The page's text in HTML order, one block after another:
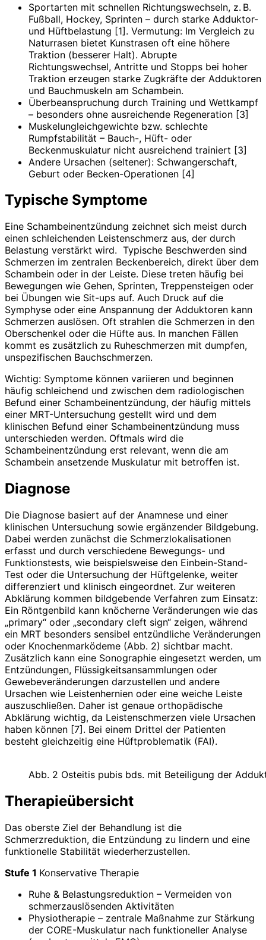
Sportarten mit schnellen Richtungswechseln, z. B.
Fußball, Hockey, Sprinten – durch starke Adduktor-
und Hüftbelastung [1]. Vermutung: Im Vergleich zu
Naturrasen bietet Kunstrasen oft eine höhere
Traktion (besserer Halt). Abrupte
Richtungswechsel, Antritte und Stopps bei hoher
Traktion erzeugen starke Zugkräfte der Adduktoren
und Bauchmuskeln am Schambein.
Überbeanspruchung durch Training und Wettkampf
– besonders ohne ausreichende Regeneration [3]
Muskelungleichgewichte bzw. schlechte
Rumpfstabilität – Bauch-, Hüft- oder
Beckenmuskulatur nicht ausreichend trainiert [3]
Andere Ursachen (seltener): Schwangerschaft,
Geburt oder Becken-Operationen [4]
Typische Symptome
Eine Schambeinentzündung zeichnet sich meist durch
einen schleichenden Leistenschmerz aus, der durch
Belastung verstärkt wird. Typische Beschwerden sind
Schmerzen im zentralen Beckenbereich, direkt über dem
Schambein oder in der Leiste. Diese treten häufig bei
Bewegungen wie Gehen, Sprinten, Treppensteigen oder
bei Übungen wie Sit-ups auf. Auch Druck auf die
Symphyse oder eine Anspannung der Adduktoren kann
Schmerzen auslösen. Oft strahlen die Schmerzen in den
Oberschenkel oder die Hüfte aus. In manchen Fällen
kommt es zusätzlich zu Ruheschmerzen mit dumpfen,
unspezifischen Bauchschmerzen.
Wichtig: Symptome können variieren und beginnen
häufig schleichend und zwischen dem radiologischen
Befund einer Schambeinentzündung, der häufig mittels
einer MRT-Untersuchung gestellt wird und dem
klinischen Befund einer Schambeinentzündung muss
unterschieden werden. Oftmals wird die
Schambeinentzündung erst relevant, wenn die am
Schambein ansetzende Muskulatur mit betroffen ist.
Diagnose
Die Diagnose basiert auf der Anamnese und einer
klinischen Untersuchung sowie ergänzender Bildgebung.
Dabei werden zunächst die Schmerzlokali­sationen
erfasst und durch verschiedene Bewegungs- und
Funktionstests, wie beispielsweise den Einbein-Stand-
Test oder die Untersuchung der Hüftgelenke, weiter
differenziert und klinisch eingeordnet. Zur weiteren
Abklärung kommen bildgebende Verfahren zum Einsatz:
Ein Röntgenbild kann knöcherne Veränderungen wie das
„primary“ oder „secondary cleft sign“ zeigen, während
ein MRT besonders sensibel entzündliche Veränderungen
oder Knochenmarködeme (Abb. 2) sichtbar macht.
Zusätzlich kann eine Sonographie eingesetzt werden, um
Entzündungen, Flüssigkeitsansammlungen oder
Gewebeveränderungen darzustellen und andere
Ursachen wie Leistenhernien oder eine weiche Leiste
auszuschließen. Daher ist genaue orthopädische
Abklärung wichtig, da Leistenschmerzen viele Ursachen
haben können [7]. Bei einem Drittel der Patienten
besteht gleichzeitig eine Hüftproblematik (FAI).
Abb. 2 Osteitis pubis bds. mit Beteiligung der
Therapieübersicht
Das oberste Ziel der Behandlung ist die
Schmerzreduktion, die Entzündung zu lindern und eine
funktionelle Stabilität wiederherzustellen.
Stufe 1 Konservative Therapie
Ruhe & Belastungsreduktion – Vermeiden von
schmerzauslösenden Aktivitäten
Physiotherapie – zentrale Maßnahme zur Stärkung
der CORE-Muskulatur nach funktioneller Analyse